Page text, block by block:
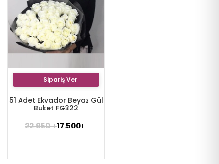
Sipariş Ver
51 Adet Ekvador Beyaz Gül
Buket FG322
22.950TL17.500TL